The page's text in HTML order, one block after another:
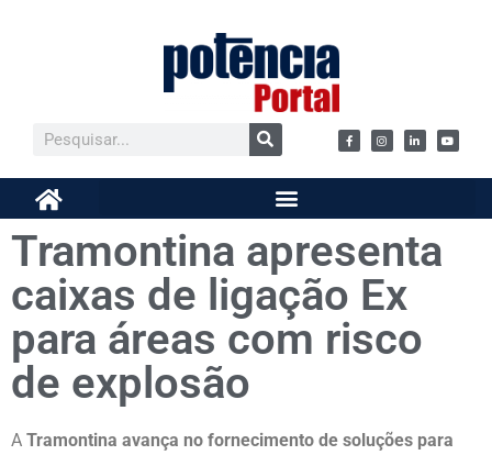
Tramontina apresenta
caixas de ligação Ex
para áreas com risco
de explosão
A Tramontina avança no fornecimento de soluções para